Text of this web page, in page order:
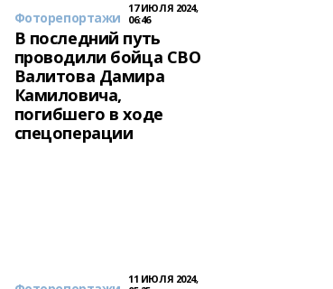
Фоторепортажи
17 ИЮЛЯ 2024,
06:46
В последний путь
проводили бойца СВО
Валитова Дамира
Камиловича,
погибшего в ходе
спецоперации
11 ИЮЛЯ 2024,